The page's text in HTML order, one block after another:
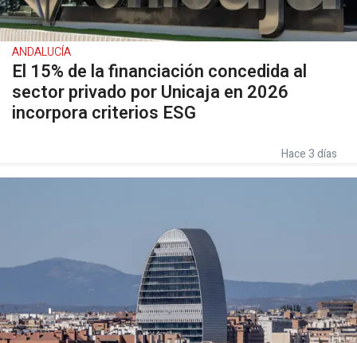
ANDALUCÍA
El 15% de la financiación concedida al
sector privado por Unicaja en 2026
incorpora criterios ESG
Hace 3 días